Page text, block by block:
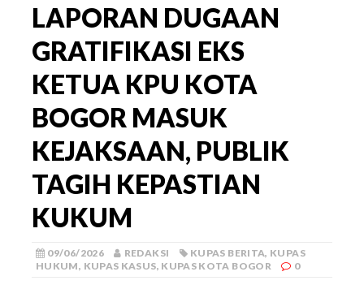
LAPORAN DUGAAN
GRATIFIKASI EKS
KETUA KPU KOTA
BOGOR MASUK
KEJAKSAAN, PUBLIK
TAGIH KEPASTIAN
KUKUM
09/06/2026 REDAKSI KUPAS BERITA, KUPAS
HUKUM, KUPAS KASUS, KUPAS KOTA BOGOR 0